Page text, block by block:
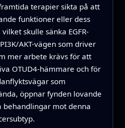
terapier sikta på att
funktioner eller dess
skulle sänka EGFR-
AKT-vägen som driver
mer arbete krävs för att
OTUD4-hämmare och för
som
öppnar fynden lovande
behandlingar mot denna